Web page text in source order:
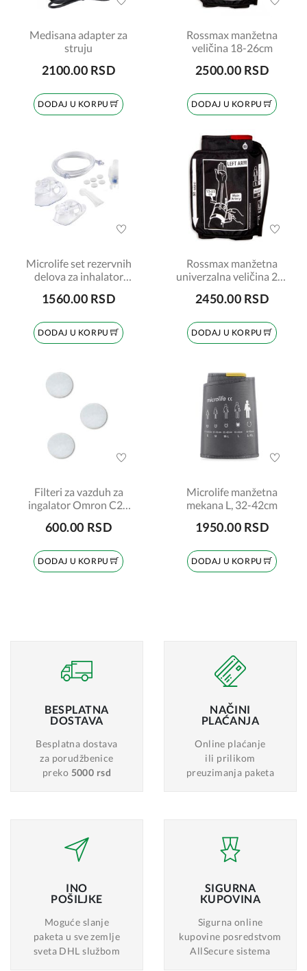
Medisana adapter za
struju
2100.00 RSD
DODAJ U KORPU
Rossmax manžetna
veličina 18-26cm
2500.00 RSD
DODAJ U KORPU
Microlife set rezervnih
delova za inhalator
1560.00 RSD
DODAJ U KORPU
Rossmax manžetna
univerzalna veličina 24-
2450.00 RSD
DODAJ U KORPU
Filteri za vazduh za
ingalator Omron C28
600.00 RSD
DODAJ U KORPU
Microlife manžetna
mekana L, 32-42cm
1950.00 RSD
DODAJ U KORPU
BESPLATNA
DOSTAVA
Besplatna dostava
za porudžbenice
preko 5000 rsd
NAČINI
PLAĆANJA
Online plaćanje
ili prilikom
preuzimanja paketa
INO
POŠILJKE
Moguće slanje
paketa u sve zemlje
sveta DHL službom
SIGURNA
KUPOVINA
Sigurna online
kupovine posredstvom
AllSecure sistema